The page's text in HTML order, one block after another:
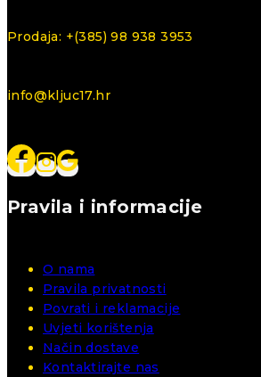
Prodaja: +(385) 98 938 3953
info@kljuc17.hr
Pravila i informacije
O nama
Pravila privatnosti
Povrati i reklamacije
Uvjeti korištenja
Način dostave
Kontaktirajte nas